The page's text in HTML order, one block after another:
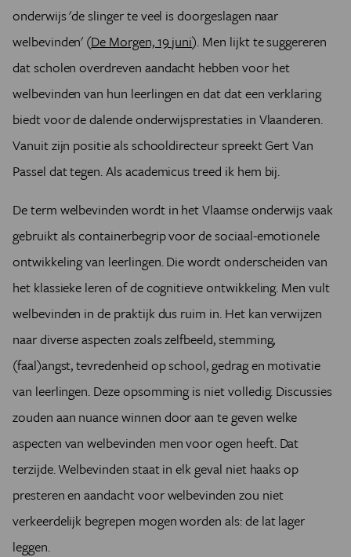
onderwijs 'de slinger te veel is doorgeslagen naar
welbevinden' (De Morgen, 19 juni). Men lijkt te suggereren
dat scholen overdreven aandacht hebben voor het
welbevinden van hun leerlingen en dat dat een verklaring
biedt voor de dalende onderwijsprestaties in Vlaanderen.
Vanuit zijn positie als schooldirecteur spreekt Gert Van
Passel dat tegen. Als academicus treed ik hem bij.
De term welbevinden wordt in het Vlaamse onderwijs vaak
gebruikt als containerbegrip voor de sociaal-emotionele
ontwikkeling van leerlingen. Die wordt onderscheiden van
het klassieke leren of de cognitieve ontwikkeling. Men vult
welbevinden in de praktijk dus ruim in. Het kan verwijzen
naar diverse aspecten zoals zelfbeeld, stemming,
(faal)angst, tevredenheid op school, gedrag en motivatie
van leerlingen. Deze opsomming is niet volledig. Discussies
zouden aan nuance winnen door aan te geven welke
aspecten van welbevinden men voor ogen heeft. Dat
terzijde. Welbevinden staat in elk geval niet haaks op
presteren en aandacht voor welbevinden zou niet
verkeerdelijk begrepen mogen worden als: de lat lager
leggen.